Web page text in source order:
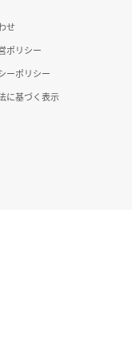
せ
ポリシー
ーポリシー
に基づく表示